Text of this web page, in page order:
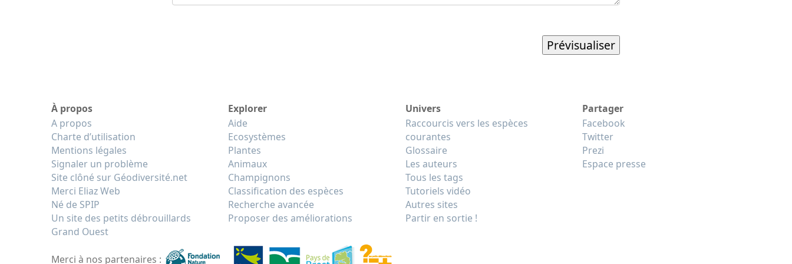
À propos
A propos
Charte d’utilisation
Mentions légales
Signaler un problème
Site clôné sur Géodiversité.net
Merci Eliaz Web
Né de SPIP
Un site des petits débrouillards
Grand Ouest
Explorer
Aide
Ecosystèmes
Plantes
Animaux
Champignons
Classification des espèces
Recherche avancée
Proposer des améliorations
Univers
Raccourcis vers les espèces
courantes
Glossaire
Les auteurs
Tous les tags
Tutoriels vidéo
Autres sites
Partir en sortie !
Partager
Facebook
Twitter
Prezi
Espace presse
Merci à nos partenaires :